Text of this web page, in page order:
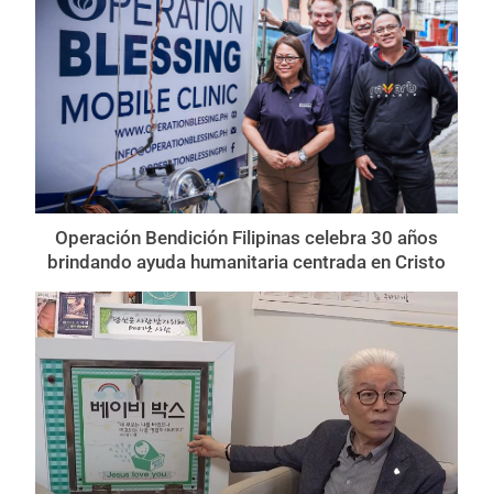
Operación Bendición Filipinas celebra 30 años
brindando ayuda humanitaria centrada en Cristo